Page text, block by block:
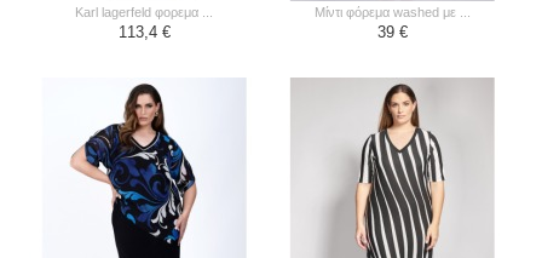
karl lagerfeld φορεμα ...
113,4 €
μίντι φόρεμα washed με ...
39 €